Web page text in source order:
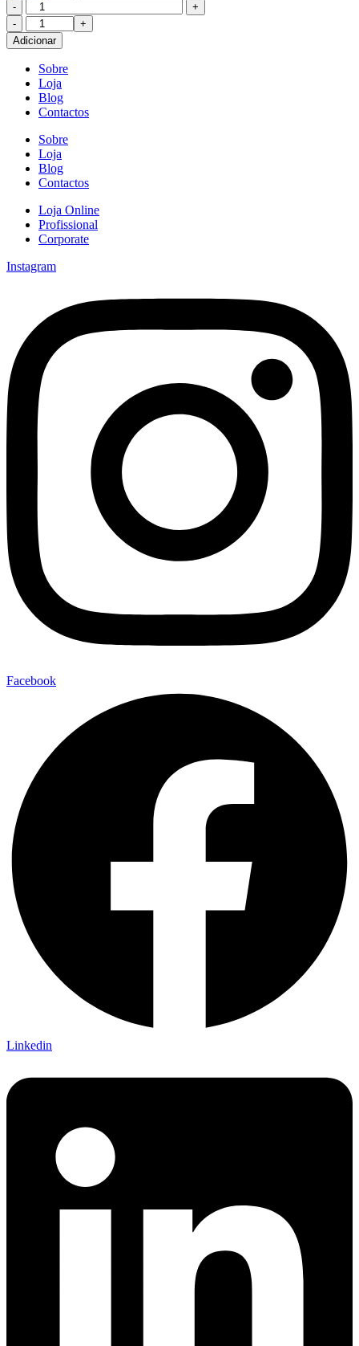
- +
Quantidade
de
Beringela
Adicionar
Sobre
Loja
Blog
Contactos
Sobre
Loja
Blog
Contactos
Loja Online
Profissional
Corporate
Instagram
Facebook
Linkedin